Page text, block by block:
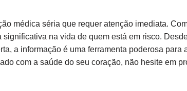
médica séria que requer atenção imediata.
na vida de quem está em risco.
a informação é uma ferramenta poderosa para
com a saúde do seu coração, não hesite em